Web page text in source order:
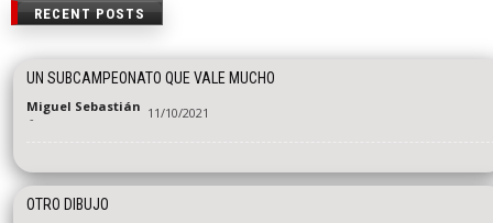
RECENT POSTS
UN SUBCAMPEONATO QUE VALE MUCHO
Miguel Sebastián
- 11/10/2021
OTRO DIBUJO